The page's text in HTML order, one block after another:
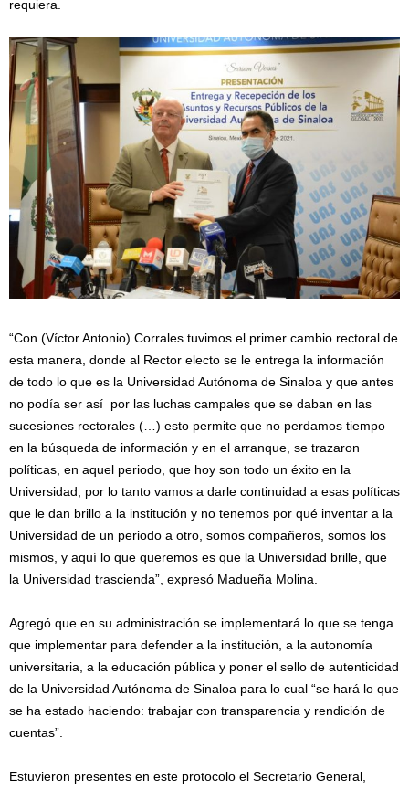
requiera.
“Con (Víctor Antonio) Corrales tuvimos el primer cambio rectoral de
esta manera, donde al Rector electo se le entrega la información
de todo lo que es la Universidad Autónoma de Sinaloa y que antes
no podía ser así por las luchas campales que se daban en las
sucesiones rectorales (…) esto permite que no perdamos tiempo
en la búsqueda de información y en el arranque, se trazaron
políticas, en aquel periodo, que hoy son todo un éxito en la
Universidad, por lo tanto vamos a darle continuidad a esas políticas
que le dan brillo a la institución y no tenemos por qué inventar a la
Universidad de un periodo a otro, somos compañeros, somos los
mismos, y aquí lo que queremos es que la Universidad brille, que
la Universidad trascienda”, expresó Madueña Molina.
Agregó que en su administración se implementará lo que se tenga
que implementar para defender a la institución, a la autonomía
universitaria, a la educación pública y poner el sello de autenticidad
de la Universidad Autónoma de Sinaloa para lo cual “se hará lo que
se ha estado haciendo: trabajar con transparencia y rendición de
cuentas”.
Estuvieron presentes en este protocolo el Secretario General,